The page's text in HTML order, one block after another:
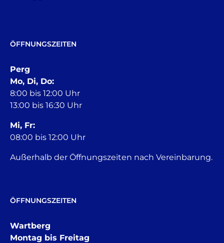
ÖFFNUNGSZEITEN
Perg
Mo, Di, Do:
8:00 bis 12:00 Uhr
13:00 bis 16:30 Uhr
Mi, Fr:
08:00 bis 12:00 Uhr
Außerhalb der Öffnungszeiten nach Vereinbarung.
ÖFFNUNGSZEITEN
Wartberg
Montag bis Freitag